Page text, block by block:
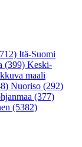
Itä-Suomi
(399) Keski-
maali
Nuoriso (292)
(377)
(5382)